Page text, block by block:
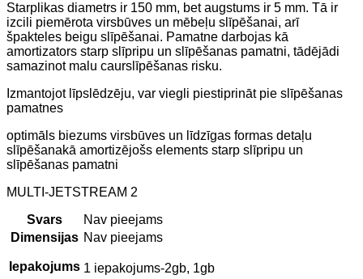
Starplikas diametrs ir 150 mm, bet augstums ir 5 mm. Tā ir
izcili piemērota virsbūves un mēbeļu slīpēšanai, arī
špakteles beigu slīpēšanai. Pamatne darbojas kā
amortizators starp slīpripu un slīpēšanas pamatni, tādējādi
samazinot malu caurslīpēšanas risku.
Izmantojot līpslēdzēju, var viegli piestiprināt pie slīpēšanas
pamatnes
optimāls biezums virsbūves un līdzīgas formas detaļu
slīpēšanakā amortizējošs elements starp slīpripu un
slīpēšanas pamatni
MULTI-JETSTREAM 2
Svars
Nav pieejams
Dimensijas Nav pieejams
Iepakojums 1 iepakojums-2gb, 1gb